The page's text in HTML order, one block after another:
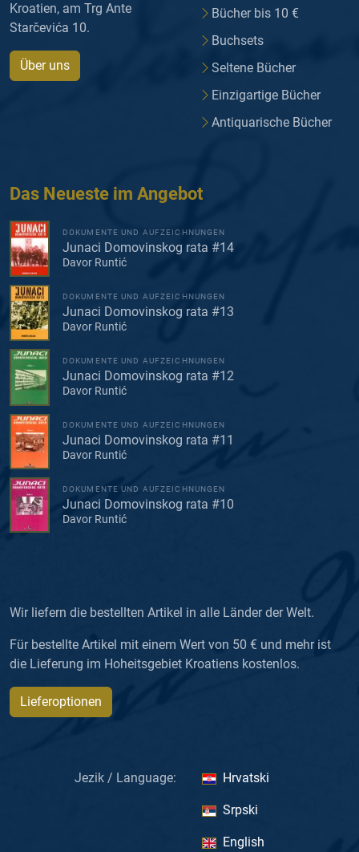
Kroatien, am Trg Ante
Starčevića 10.
Über uns
Bücher bis 10 €
Buchsets
Seltene Bücher
Einzigartige Bücher
Antiquarische Bücher
Das Neueste im Angebot
DOKUMENTE UND AUFZEICHNUNGEN
Junaci Domovinskog rata #14
Davor Runtić
DOKUMENTE UND AUFZEICHNUNGEN
Junaci Domovinskog rata #13
Davor Runtić
DOKUMENTE UND AUFZEICHNUNGEN
Junaci Domovinskog rata #12
Davor Runtić
DOKUMENTE UND AUFZEICHNUNGEN
Junaci Domovinskog rata #11
Davor Runtić
DOKUMENTE UND AUFZEICHNUNGEN
Junaci Domovinskog rata #10
Davor Runtić
Wir liefern die bestellten Artikel in alle Länder der Welt.
Für bestellte Artikel mit einem Wert von 50 € und mehr ist
die Lieferung im Hoheitsgebiet Kroatiens kostenlos.
Lieferoptionen
Jezik / Language: Hrvatski
Srpski
English